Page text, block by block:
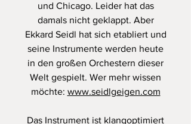
und Chicago. Leider hat das
damals nicht geklappt. Aber
Ekkard Seidl hat sich etabliert und
seine Instrumente werden heute
in den großen Orchestern dieser
Welt gespielt. Wer mehr wissen
möchte: www.seidlgeigen.com
Das Instrument ist klangoptimiert